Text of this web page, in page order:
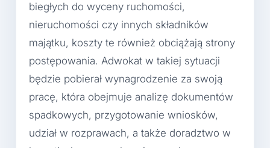
biegłych do wyceny ruchomości,
nieruchomości czy innych składników
majątku, koszty te również obciążają strony
postępowania. Adwokat w takiej sytuacji
będzie pobierał wynagrodzenie za swoją
pracę, która obejmuje analizę dokumentów
spadkowych, przygotowanie wniosków,
udział w rozprawach, a także doradztwo w